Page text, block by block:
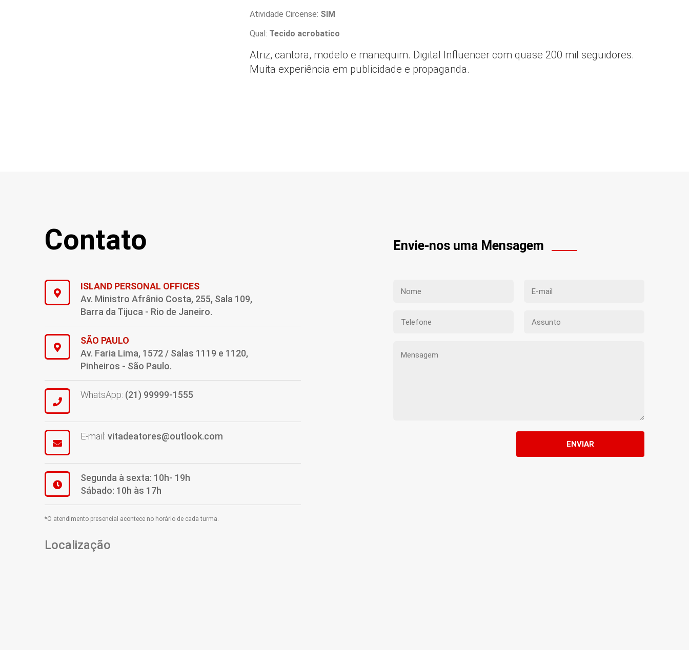
Atividade Circense: SIM
Qual: Tecido acrobatico
Atriz, cantora, modelo e manequim. Digital Influencer com quase 200 mil seguidores.
Muita experiência em publicidade e propaganda.
Contato
ISLAND PERSONAL OFFICES
Av. Ministro Afrânio Costa, 255, Sala 109,
Barra da Tijuca - Rio de Janeiro.
SÃO PAULO
Av. Faria Lima, 1572 / Salas 1119 e 1120,
Pinheiros - São Paulo.
WhatsApp: (21) 99999-1555
E-mail: vitadeatores@outlook.com
Segunda à sexta: 10h- 19h
Sábado: 10h às 17h
*O atendimento presencial acontece no horário de cada turma.
Envie-nos uma Mensagem
ENVIAR
Localização